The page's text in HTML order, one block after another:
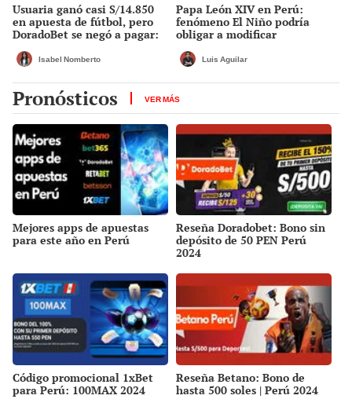
Usuaria ganó casi S/14.850
en apuesta de fútbol, pero
DoradoBet se negó a pagar:
con más de S/ 19.000
Isabel Nomberto
Papa León XIV en Perú:
fenómeno El Niño podría
obligar a modificar
emergencia
Luis Aguilar
Pronósticos VER MÁS
Mejores apps de apuestas
para este año en Perú
Reseña Doradobet: Bono sin
depósito de 50 PEN Perú
2024
Código promocional 1xBet
para Perú: 100MAX 2024
Reseña Betano: Bono de
hasta 500 soles | Perú 2024